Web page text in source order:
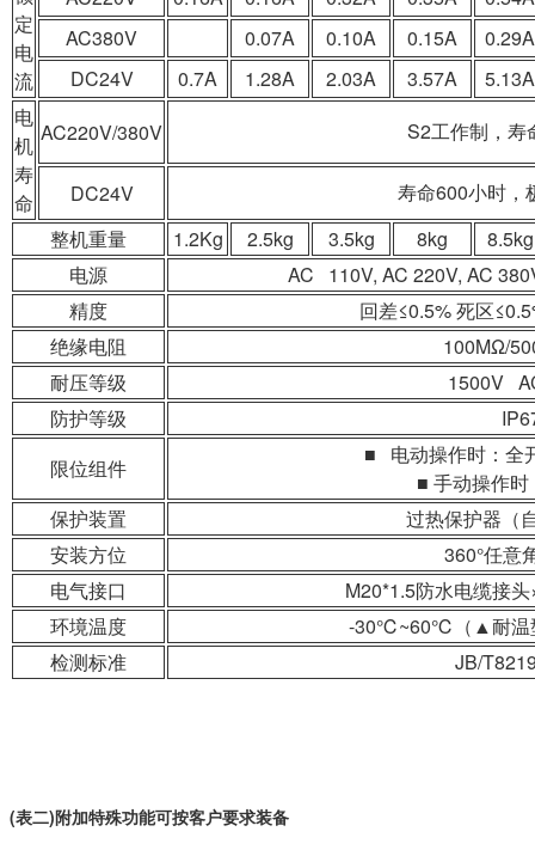
定
电
流
AC380V
0.07A 0.10A 0.15A
0.29A
DC24V
0.7A 1.28A 2.03A 3.57A
5.13A
电
机
寿
命
AC220V/380V S2工作制，寿
DC24V
寿命600小时，
整机重量
1.2Kg 2.5kg 3.5kg 8kg
8.5kg
电源
AC 110V, AC 220V, AC
精度
回差≤0.5% 死区
绝缘电阻
100MΩ/
耐压等级
1500V
防护等级
限位组件
■ 电动操作时：全
■ 手动操作时
保护装置
过热保护器（
安装方位
360°任意
电气接口
M20*1.5防水电缆接
环境温度
-30℃~60℃（▲耐
检测标准
JB/
(表二)附加特殊功能可按客户要求装备